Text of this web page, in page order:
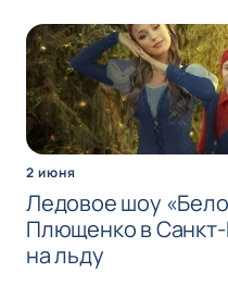
2 июня
Ледовое шоу
Плющенко в
на льду